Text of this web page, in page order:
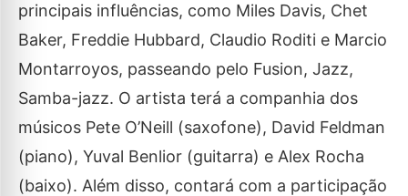
principais influências, como Miles Davis, Chet
Baker, Freddie Hubbard, Claudio Roditi e Marcio
Montarroyos, passeando pelo Fusion, Jazz,
Samba-jazz. O artista terá a companhia dos
músicos Pete O’Neill (saxofone), David Feldman
(piano), Yuval Benlior (guitarra) e Alex Rocha
(baixo). Além disso, contará com a participação